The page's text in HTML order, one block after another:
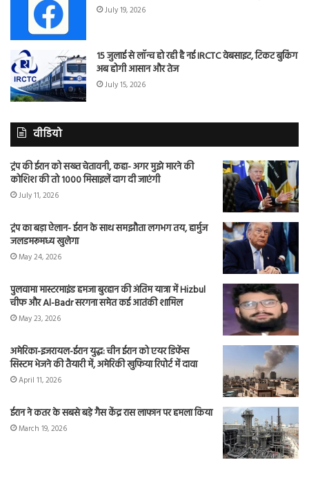
July 19, 2026
15 जुलाई से लॉन्च हो रही है नई IRCTC वेबसाइट, टिकट बुकिंग
अब होगी आसान और तेज
July 15, 2026
वीडियो
ट्रंप की ईरान को सख्त चेतावनी, कहा- अगर मुझे मारने की
कोशिश की तो 1000 मिसाइलें दाग दी जाएंगी
July 11, 2026
ट्रंप का बड़ा ऐलान- ईरान के साथ समझौता लगभग तय, हार्मुज
जलडमरूमध्य खुलेगा
May 24, 2026
पुलवामा मास्टरमाइंड हमजा बुरहान की अंतिम यात्रा में Hizbul
चीफ और Al-Badr सरगना समेत कई आतंकी शामिल
May 23, 2026
अमेरिका-इजरायल-ईरान युद्ध: चीन ईरान को एयर डिफेंस
सिस्टम भेजने की तैयारी में, अमेरिकी खुफिया रिपोर्ट में दावा
April 11, 2026
ईरान ने कतर के सबसे बड़े गैस केंद्र रास लाफान पर हमला किया
March 19, 2026